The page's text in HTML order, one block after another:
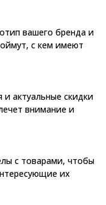
вашего бренда и
с кем имеют
актуальные скидки
внимание и
с товарами, чтобы
их